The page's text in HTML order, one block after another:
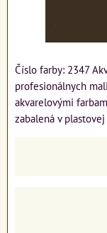
Číslo farby: 2347
profesionálnych
akvarelovými
zabalená v